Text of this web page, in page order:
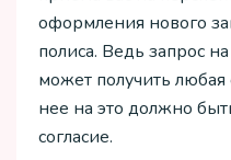
оформления нового
полиса. Ведь запрос
может получить
нее на это должно
согласие.